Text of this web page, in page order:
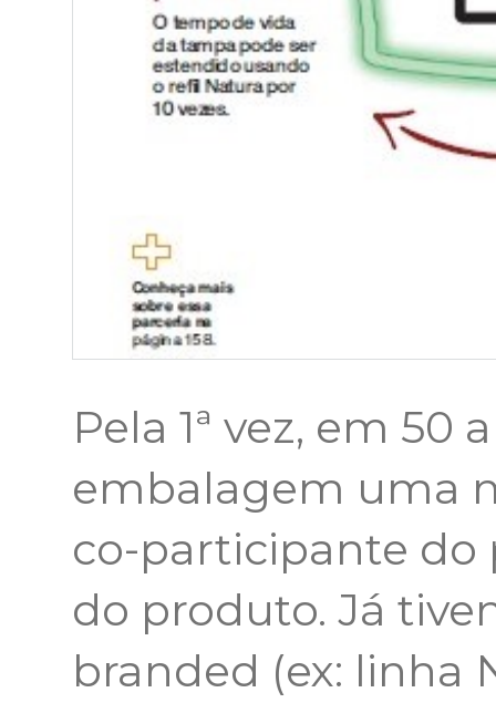
Pela 1ª vez, em 50
embalagem uma
co-participante do
do produto. Já
branded (ex: linha